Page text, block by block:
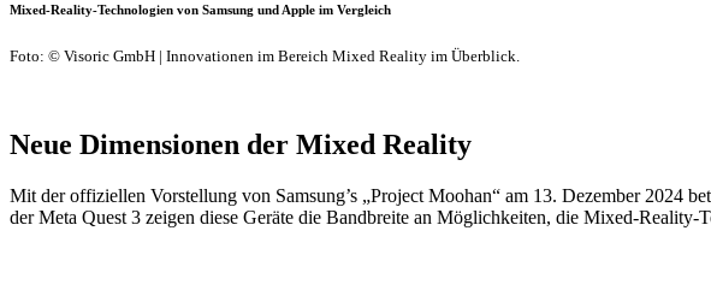
Mixed-Reality-Technologien von Samsung und Apple im Vergleich
Foto: © Visoric GmbH | Innovationen im Bereich Mixed Reality im Überblick.
Neue Dimensionen der Mixed Reality
Mit der offiziellen Vorstellung von Samsung’s „Project Moohan“ am 13. Dezember 2024
der Meta Quest 3 zeigen diese Geräte die Bandbreite an Möglichkeiten, die Mixed-